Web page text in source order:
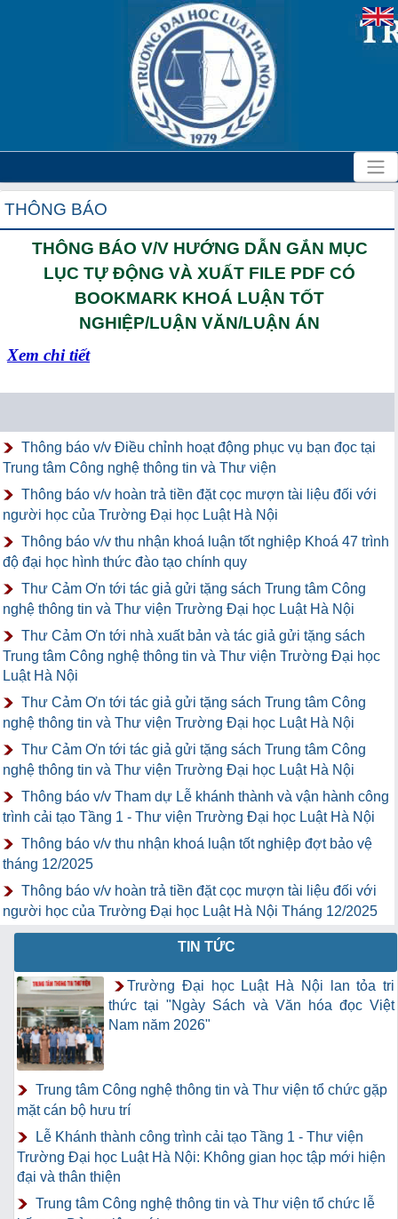
THÔNG BÁO
THÔNG BÁO V/V HƯỚNG DẪN GẮN MỤC
LỤC TỰ ĐỘNG VÀ XUẤT FILE PDF CÓ
BOOKMARK KHOÁ LUẬN TỐT
NGHIỆP/LUẬN VĂN/LUẬN ÁN
Xem chi tiết
Thông báo v/v Điều chỉnh hoạt động phục vụ bạn đọc tại
Trung tâm Công nghệ thông tin và Thư viện
Thông báo v/v hoàn trả tiền đặt cọc mượn tài liệu đối với
người học của Trường Đại học Luật Hà Nội
Thông báo v/v thu nhận khoá luận tốt nghiệp Khoá 47 trình
độ đại học hình thức đào tạo chính quy
Thư Cảm Ơn tới tác giả gửi tặng sách Trung tâm Công
nghệ thông tin và Thư viện Trường Đại học Luật Hà Nội
Thư Cảm Ơn tới nhà xuất bản và tác giả gửi tặng sách
Trung tâm Công nghệ thông tin và Thư viện Trường Đại học
Luật Hà Nội
Thư Cảm Ơn tới tác giả gửi tặng sách Trung tâm Công
nghệ thông tin và Thư viện Trường Đại học Luật Hà Nội
Thư Cảm Ơn tới tác giả gửi tặng sách Trung tâm Công
nghệ thông tin và Thư viện Trường Đại học Luật Hà Nội
Thông báo v/v Tham dự Lễ khánh thành và vận hành công
trình cải tạo Tầng 1 - Thư viện Trường Đại học Luật Hà Nội
Thông báo v/v thu nhận khoá luận tốt nghiệp đợt bảo vệ
tháng 12/2025
Thông báo v/v hoàn trả tiền đặt cọc mượn tài liệu đối với
người học của Trường Đại học Luật Hà Nội Tháng 12/2025
TIN TỨC
Trường Đại học Luật Hà Nội lan tỏa tri
thức tại "Ngày Sách và Văn hóa đọc Việt
Nam năm 2026"
Trung tâm Công nghệ thông tin và Thư viện tổ chức gặp
mặt cán bộ hưu trí
Lễ Khánh thành công trình cải tạo Tầng 1 - Thư viện
Trường Đại học Luật Hà Nội: Không gian học tập mới hiện
đại và thân thiện
Trung tâm Công nghệ thông tin và Thư viện tổ chức lễ